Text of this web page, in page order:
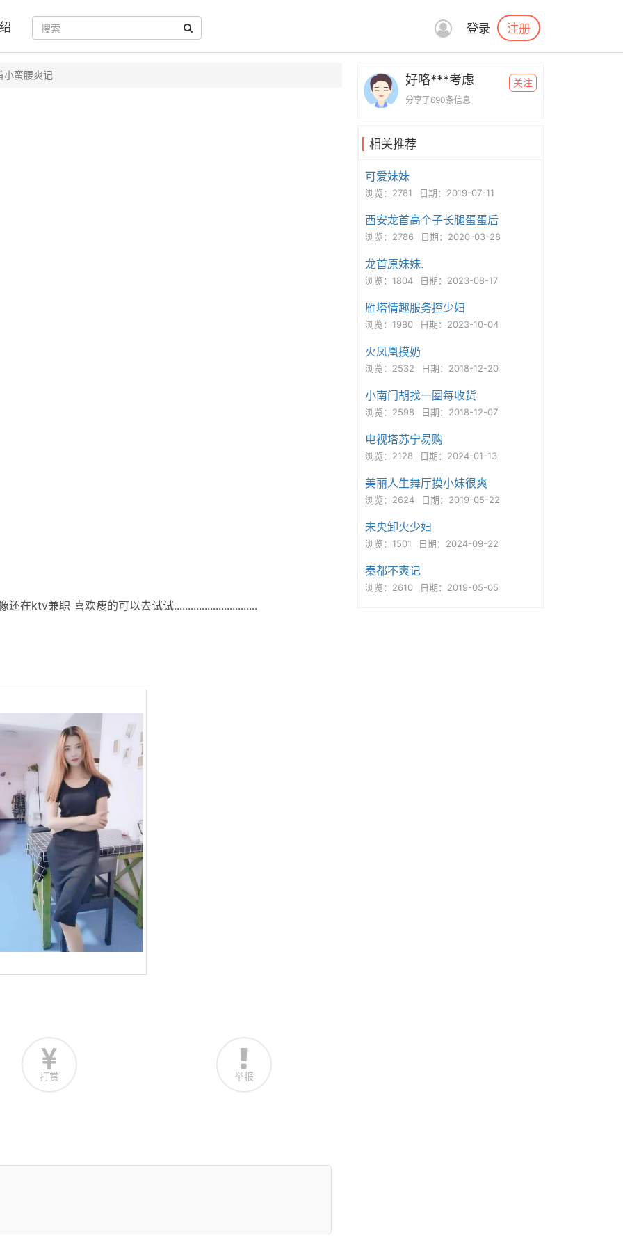
登录 注册
小蛮腰爽记
在ktv兼职 喜欢瘦的可以去试试..............................
打赏 举报
好咯***考虑
分享了690条信息
关注
相关推荐
可爱妹妹
浏览：2781 日期：2019-07-11
西安龙首高个子长腿蛋蛋后
浏览：2786 日期：2020-03-28
龙首原妹妹.
浏览：1804 日期：2023-08-17
雁塔情趣服务控少妇
浏览：1980 日期：2023-10-04
火凤凰摸奶
浏览：2532 日期：2018-12-20
小南门胡找一圈每收货
浏览：2598 日期：2018-12-07
电视塔苏宁易购
浏览：2128 日期：2024-01-13
美丽人生舞厅摸小妹很爽
浏览：2624 日期：2019-05-22
末央卸火少妇
浏览：1501 日期：2024-09-22
秦都不爽记
浏览：2610 日期：2019-05-05